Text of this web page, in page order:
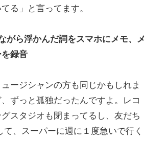
る」と言ってます。
がら浮かんだ詞をスマホにメモ、メ
を録音
ージシャンの方も同じかもしれま
ずっと孤独だったんですよ。レコ
スタジオも閉まってるし、友だち
、スーパーに週に１度急いで行く